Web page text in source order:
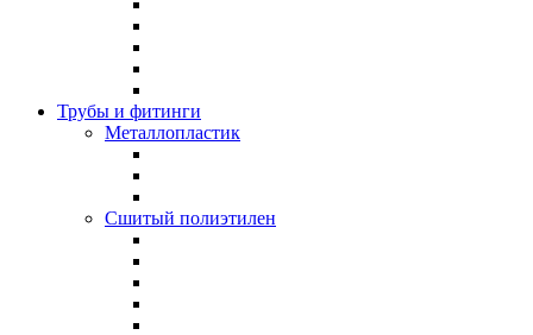
Трубы и фитинги
Металлопластик
Сшитый полиэтилен